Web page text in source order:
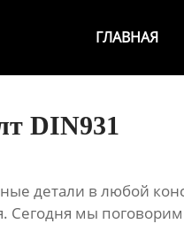
ГЛАВНАЯ
DIN931
детали в любой
мы